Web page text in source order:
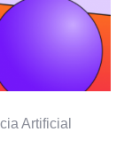
Artificial